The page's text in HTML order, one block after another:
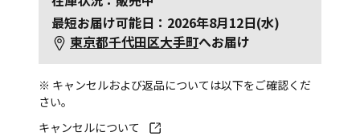
最短お届け可能日：2026年8月12日(水)
東京都千代田区大手町へお届け
※ キャンセルおよび返品については以下をご確認くだ
さい。
キャンセルについて